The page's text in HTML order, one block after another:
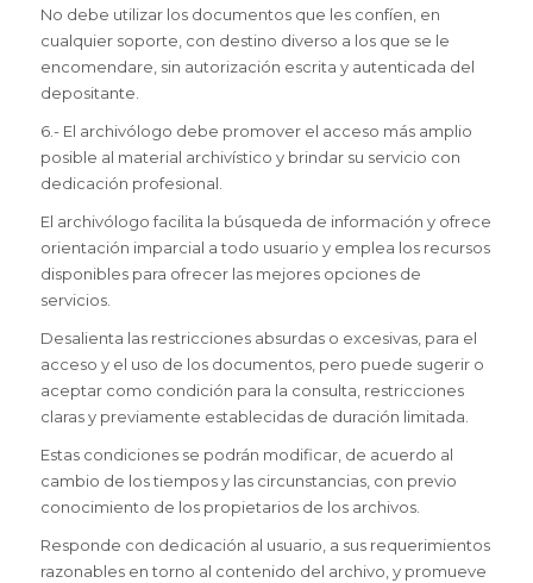
No debe utilizar los documentos que les confíen, en
cualquier soporte, con destino diverso a los que se le
encomendare, sin autorización escrita y autenticada del
depositante.
6.- El archivólogo debe promover el acceso más amplio
posible al material archivístico y brindar su servicio con
dedicación profesional.
El archivólogo facilita la búsqueda de información y ofrece
orientación imparcial a todo usuario y emplea los recursos
disponibles para ofrecer las mejores opciones de
servicios.
Desalienta las restricciones absurdas o excesivas, para el
acceso y el uso de los documentos, pero puede sugerir o
aceptar como condición para la consulta, restricciones
claras y previamente establecidas de duración limitada.
Estas condiciones se podrán modificar, de acuerdo al
cambio de los tiempos y las circunstancias, con previo
conocimiento de los propietarios de los archivos.
Responde con dedicación al usuario, a sus requerimientos
razonables en torno al contenido del archivo, y promueve